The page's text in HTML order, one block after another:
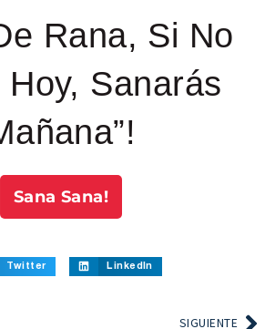
Rana, Si No
Hoy, Sanarás
Sana Sana!
Twitter LinkedIn
SIGUIENTE